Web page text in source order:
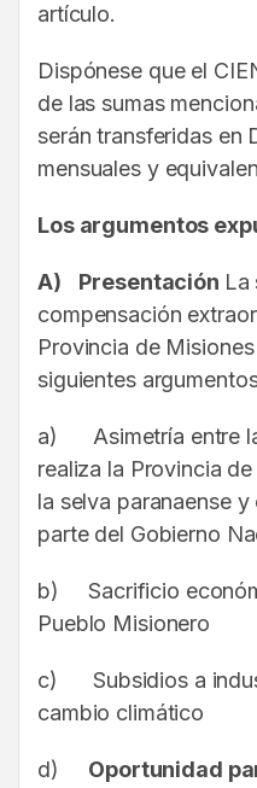
artículo.
Dispónese que el
de las sumas
serán transferidas en
mensuales y
Los argumentos
A) Presentación La
compensación
Provincia de
siguientes
a) Asimetría entre
realiza la Provincia
la selva paranaense
parte del Gobierno
b) Sacrificio
Pueblo Misionero
c) Subsidios a
cambio climático
d) Oportunidad